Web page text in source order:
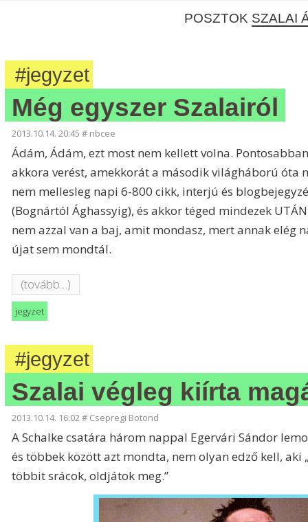
POSZTOK SZALAI
#jegyzet
Még egyszer Szalairól
2013.10.14. 20:45 # nbcee
Ádám, Ádám, ezt most nem kellett volna.
akkora verést, amekkorát a második világháború óta
nem mellesleg napi 6-800 cikk, interjú és
(Bognártól Ághassyig), és akkor téged mindezek
nem azzal van a baj, amit mondasz, mert annak elég
újat sem mondtál.
(tovább…)
jegyzet
#jegyzet
Szalai végleg kiírta
2013.10.14. 16:02# Csepregi Botond
A Schalke csatára három nappal Egervári Sándor
és többek között azt mondta, nem olyan edző kell,
többit srácok, oldjátok meg.”